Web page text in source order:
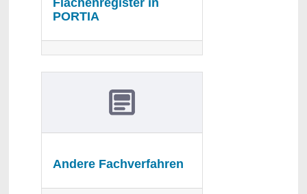
Flächenregister in
PORTIA
Andere Fachverfahren